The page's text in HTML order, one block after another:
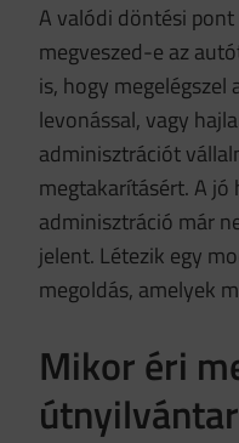
A valódi döntési
megveszed-e az
is, hogy megelégszel
levonással, vagy
adminisztrációt
megtakarításért. A jó
adminisztráció már
jelent. Létezik egy
megoldás, amelyek
Mikor éri